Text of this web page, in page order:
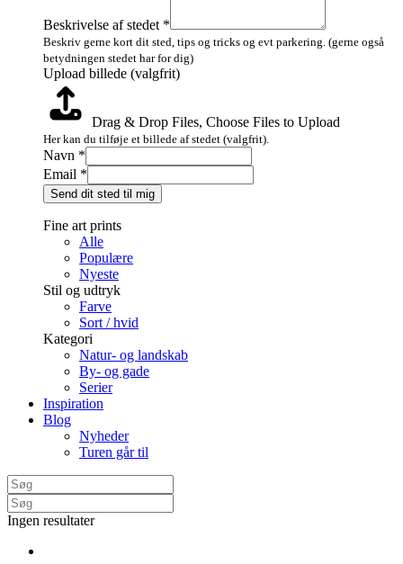
stedet
billede
Beskrivelse af stedet *
Beskriv gerne kort dit sted, tips og tricks og evt parkering. (gerne også
betydningen stedet har for dig)
Upload billede (valgfrit)
Drag & Drop Files, Choose Files to Upload
Her kan du tilføje et billede af stedet (valgfrit).
Navn *
Email *
Send dit sted til mig
Fine art prints
Alle
Populære
Nyeste
Stil og udtryk
Farve
Sort / hvid
Kategori
Natur- og landskab
By- og gade
Serier
Inspiration
Blog
Nyheder
Turen går til
Ingen resultater